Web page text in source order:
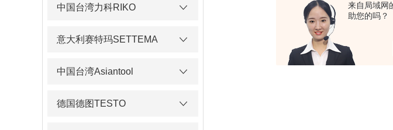
来自局域网
助您的吗？
中国台湾力科RIKO
意大利赛特玛SETTEMA
中国台湾Asiantool
德国德图TESTO